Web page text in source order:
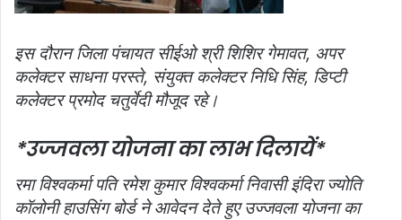
इस दौरान जिला पंचायत सीईओ श्री शिशिर गेमावत, अपर
कलेक्टर साधना परस्ते, संयुक्त कलेक्टर निधि सिंह, डिप्टी
कलेक्टर प्रमोद चतुर्वेदी मौजूद रहे।
*उज्जवला योजना का लाभ दिलायें*
रमा विश्वकर्मा पति रमेश कुमार विश्वकर्मा निवासी इंदिरा ज्योति
कॉलोनी हाउसिंग बोर्ड ने आवेदन देते हुए उज्जवला योजना का